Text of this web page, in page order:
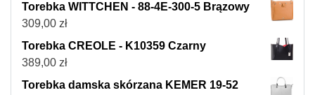
Torebka WITTCHEN - 88-4E-300-5 Brązowy
309,00 zł
Torebka CREOLE - K10359 Czarny
389,00 zł
Torebka damska skórzana KEMER 19-52